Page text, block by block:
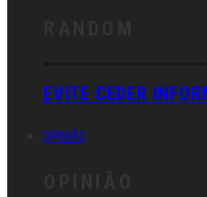
EVITE CEDER
OPINIÃO